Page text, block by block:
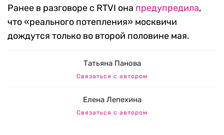
Ранее в разговоре с RTVI она предупредила,
что «реального потепления» москвичи
дождутся только во второй половине мая.
Татьяна Панова
Связаться с автором
Елена Лепехина
Связаться с автором